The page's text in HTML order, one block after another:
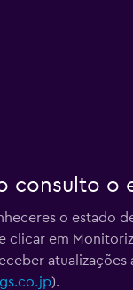
consulto o
o estado
clicar em
).